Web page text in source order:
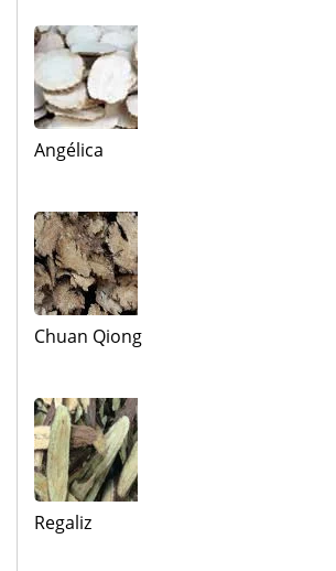
Angélica
Chuan Qiong
Regaliz